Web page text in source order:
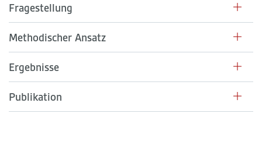
Fragestellung
Methodischer Ansatz
Ergebnisse
Publikation